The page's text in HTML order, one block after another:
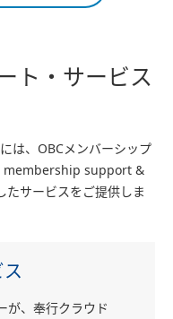
ト・サービス
は、OBCメンバーシップ
membership support &
たサービスをご提供しま
が、奉行クラウド